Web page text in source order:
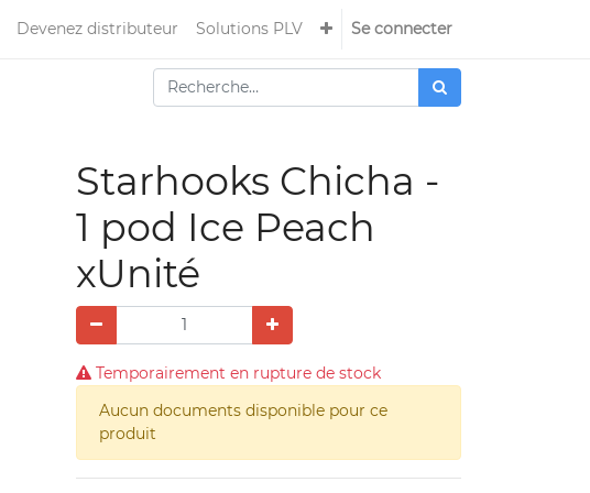
Devenez distributeur Solutions PLV Se connecter
Starhooks Chicha -
1 pod Ice Peach
xUnité
Temporairement en rupture de stock
Aucun documents disponible pour ce
produit